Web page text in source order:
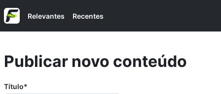
Relevantes Recentes
Publicar novo conteúdo
Título*